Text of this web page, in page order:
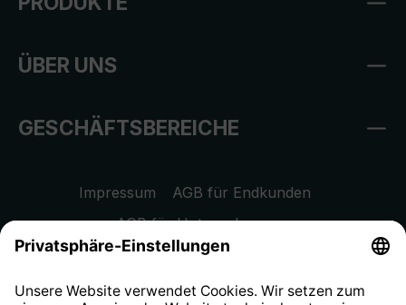
ÜBER UNS
GESCHÄFTSBEREICHE
Impressum
AGB für Endkunden
AGB für Unternehmen
Datenschutzhinweis
Widerrufsrecht